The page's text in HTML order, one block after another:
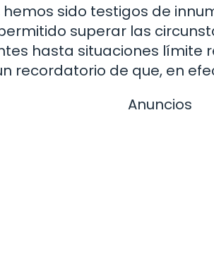
hemos sido testigos de
superar las
hasta situaciones límite
recordatorio de que, en
Anuncios